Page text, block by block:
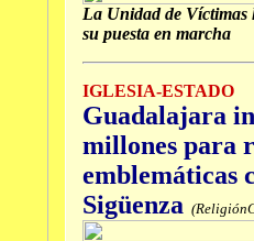
La Unidad de Víctimas
su puesta en marcha
IGLESIA-ESTADO
Guadalajara
millones para
emblemáticas
Sigüenza